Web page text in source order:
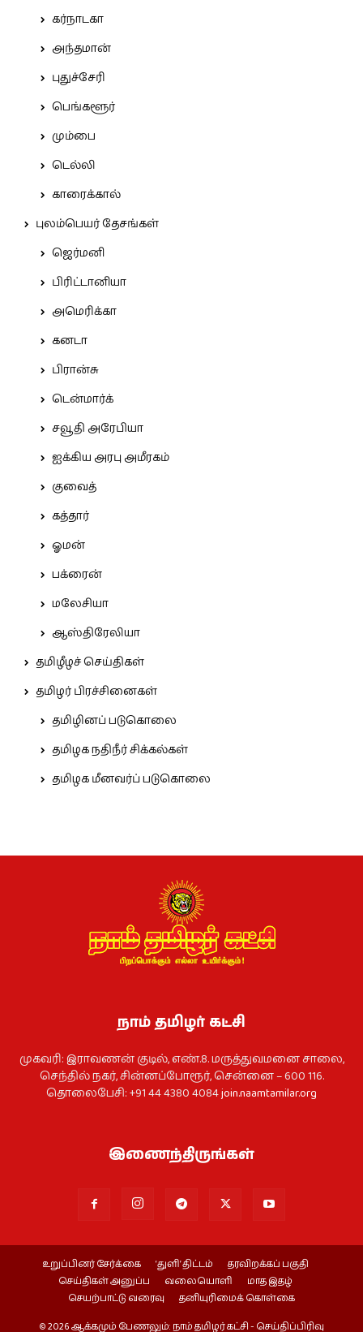
கர்நாடகா
அந்தமான்
புதுச்சேரி
பெங்களூர்
மும்பை
டெல்லி
காரைக்கால்
புலம்பெயர் தேசங்கள்
ஜெர்மனி
பிரிட்டானியா
அமெரிக்கா
கனடா
பிரான்சு
டென்மார்க்
சவூதி அரேபியா
ஐக்கிய அரபு அமீரகம்
குவைத்
கத்தார்
ஓமன்
பக்ரைன்
மலேசியா
ஆஸ்திரேலியா
தமிழீழச் செய்திகள்
தமிழர் பிரச்சினைகள்
தமிழினப் படுகொலை
தமிழக நதிநீர் சிக்கல்கள்
தமிழக மீனவர்ப் படுகொலை
நாம் தமிழர் கட்சி
முகவரி: இராவணன் குடில், எண்.8. மருத்துவமனை சாலை,
செந்தில் நகர், சின்னப்போரூர், சென்னை – 600 116.
தொலைபேசி: +91 44 4380 4084join.naamtamilar.org
இணைந்திருங்கள்
உறுப்பினர் சேர்க்கை ‘துளி’ திட்டம்
தரவிறக்கப் பகுதி
செய்திகள் அனுப்ப
வலையொளி
மாத இதழ்
செயற்பாட்டு வரைவு
தனியுரிமைக் கொள்கை
© 2026 ஆக்கமும் பேணலும்: நாம் தமிழர் கட்சி - செய்திப்பிரிவு